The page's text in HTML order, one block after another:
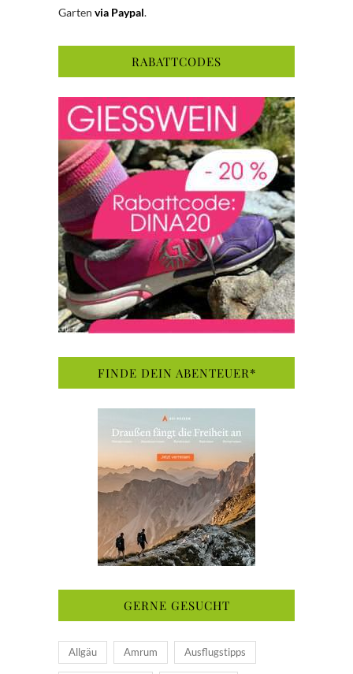
Garten via Paypal.
RABATTCODES
FINDE DEIN ABENTEUER*
GERNE GESUCHT
Allgäu Amrum Ausflugstipps